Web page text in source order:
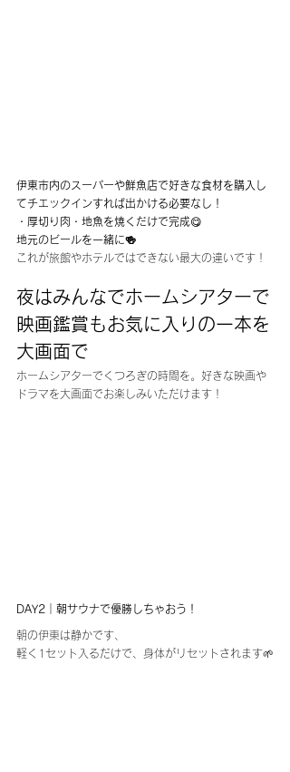
伊東市内のスーパーや鮮魚店で好きな食材を購入し
てチエックインすれば出かける必要なし！
・厚切り肉・地魚を焼くだけで完成😋
地元のビールを一緒に🍻
これが旅館やホテルではできない最大の違いです！
夜はみんなでホームシアターで
映画鑑賞もお気に入りの一本を
大画面で
ホームシアターでくつろぎの時間を。好きな映画や
ドラマを大画面でお楽しみいただけます！
DAY2｜朝サウナで優勝しちゃおう！
朝の伊東は静かです、
軽く1セット入るだけで、身体がリセットされます🌱